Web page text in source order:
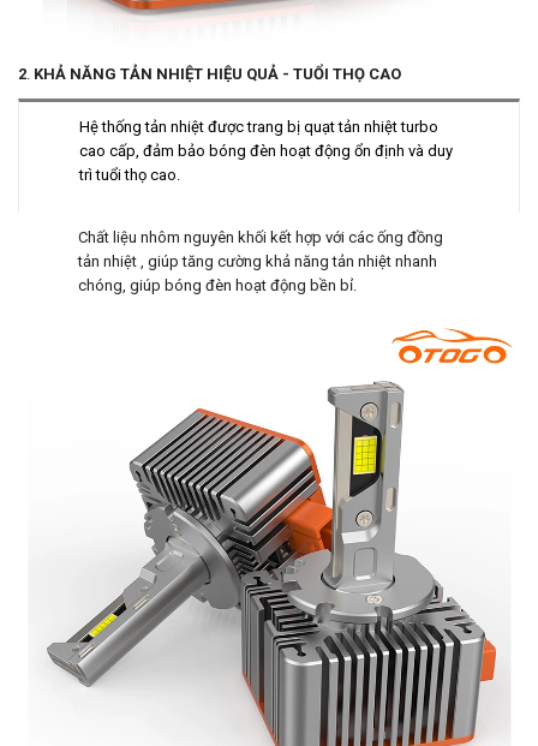
2. KHẢ NĂNG TẢN NHIỆT HIỆU QUẢ - TUỔI THỌ CAO
Hệ thống tản nhiệt được trang bị quạt tản nhiệt turbo
cao cấp, đảm bảo bóng đèn hoạt động ổn định và duy
trì tuổi thọ cao.
Chất liệu nhôm nguyên khối kết hợp với các ống đồng
tản nhiệt , giúp tăng cường khả năng tản nhiệt nhanh
chóng, giúp bóng đèn hoạt động bền bỉ.